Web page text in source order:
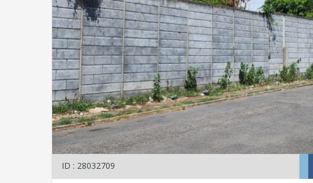
ID : 28032709